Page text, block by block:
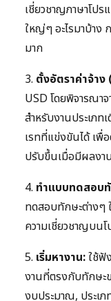
เชี่ยวชาญภาษาโปร
ใหญ่ๆ อะไรมาบ้าง
มาก
3. ตั้งอัตราค่าจ้าง
USD โดยพิจารณา
สำหรับงานประเภท
เรทที่แข่งขันได้ เ
ปรับขึ้นเมื่อมีผลงา
4. ทำแบบทดสอบ
ทดสอบทักษะต่างๆ
ความเชี่ยวชาญบนโ
5. เริ่มหางาน:ใช้ฟั
งานที่ตรงกับทักษะ
งบประมาณ, ประเ